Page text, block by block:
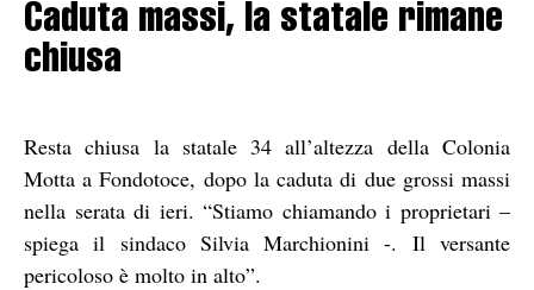
Caduta massi, la statale rimane
chiusa
Resta chiusa la statale 34 all’altezza della Colonia
Motta a Fondotoce, dopo la caduta di due grossi massi
nella serata di ieri. “Stiamo chiamando i proprietari –
spiega il sindaco Silvia Marchionini -. Il versante
pericoloso è molto in alto”.